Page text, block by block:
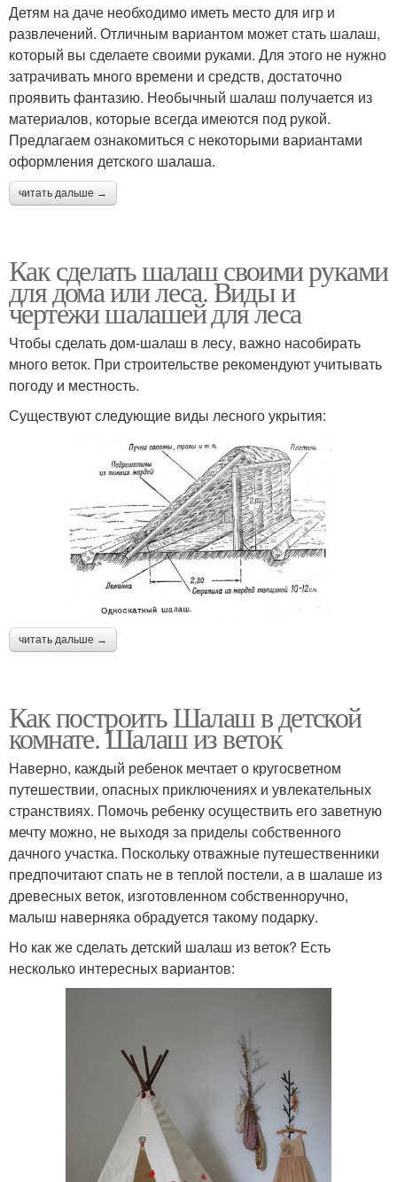
Детям на даче необходимо иметь место для игр и
развлечений. Отличным вариантом может стать шалаш,
который вы сделаете своими руками. Для этого не нужно
затрачивать много времени и средств, достаточно
проявить фантазию. Необычный шалаш получается из
материалов, которые всегда имеются под рукой.
Предлагаем ознакомиться с некоторыми вариантами
оформления детского шалаша.
читать дальше →
Как сделать шалаш своими руками
для дома или леса. Виды и
чертежи шалашей для леса
Чтобы сделать дом-шалаш в лесу, важно насобирать
много веток. При строительстве рекомендуют учитывать
погоду и местность.
Существуют следующие виды лесного укрытия:
читать дальше →
Как построить Шалаш в детской
комнате. Шалаш из веток
Наверно, каждый ребенок мечтает о кругосветном
путешествии, опасных приключениях и увлекательных
странствиях. Помочь ребенку осуществить его заветную
мечту можно, не выходя за приделы собственного
дачного участка. Поскольку отважные путешественники
предпочитают спать не в теплой постели, а в шалаше из
древесных веток, изготовленном собственноручно,
малыш наверняка обрадуется такому подарку.
Но как же сделать детский шалаш из веток? Есть
несколько интересных вариантов: